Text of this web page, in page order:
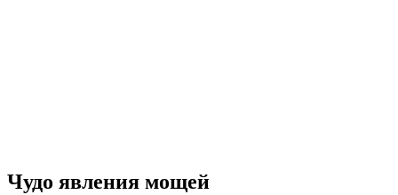
Чудо явления мощей